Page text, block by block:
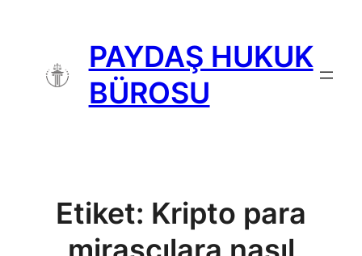
PAYDAŞ HUKUK
BÜROSU
Etiket: Kripto para